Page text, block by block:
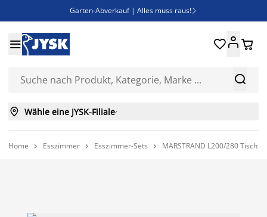
Garten-Abverkauf | Alles muss raus! 
Bist du Unternehmer? Entdecke JYSK-B2B
Esszimmerstuhl ADSLEV um nur 40€


 
 Wähle eine JYSK-Filiale
Home  Esszimmer  Esszimmer-Sets  MARSTRAND L200/280 Tisch